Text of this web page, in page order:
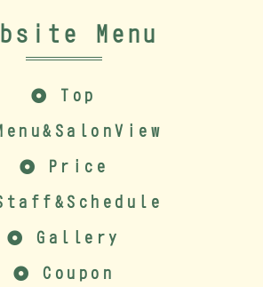
Menu
Top
Price
Gallery
Coupon